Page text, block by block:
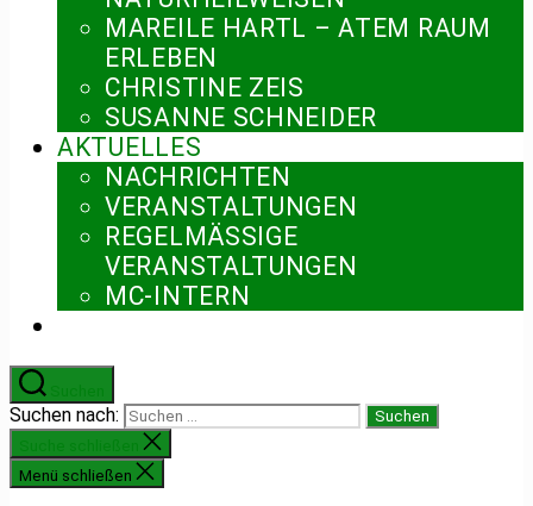
MAREILE HARTL – ATEM RAUM
ERLEBEN
CHRISTINE ZEIS
SUSANNE SCHNEIDER
AKTUELLES
NACHRICHTEN
VERANSTALTUNGEN
REGELMÄSSIGE V
ERANSTALTUNGEN
MC-INTERN
Suchen nach:
Menü schließen